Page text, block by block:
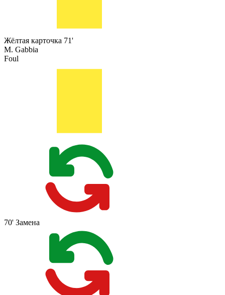
Жёлтая карточка 71'
M. Gabbia
Foul
70' Замена